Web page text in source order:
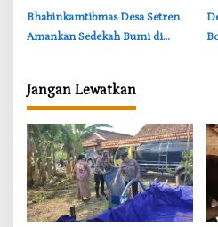
‎Bhabinkamtibmas Desa Setren
Amankan Sedekah Bumi di
Jangan Lewatkan